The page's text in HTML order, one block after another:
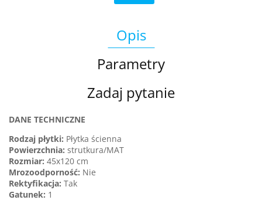
Opis
Parametry
Zadaj pytanie
DANE TECHNICZNE
Rodzaj płytki: Płytka ścienna
Powierzchnia: strutkura/MAT
Rozmiar: 45x120 cm
Mrozoodporność: Nie
Rektyfikacja: Tak
Gatunek: 1